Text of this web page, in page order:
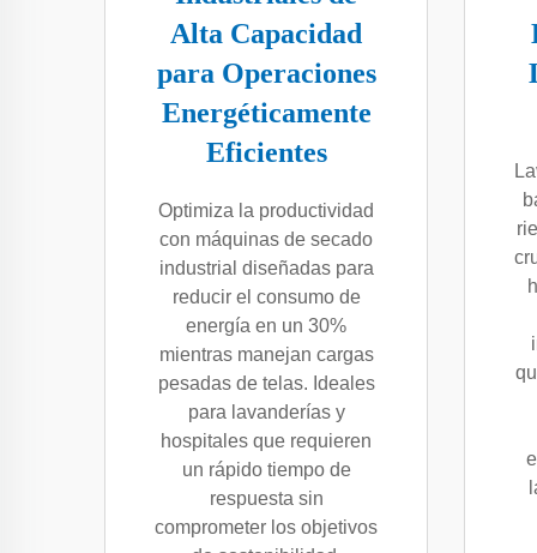
Alta Capacidad
para Operaciones
Energéticamente
Eficientes
Optimiza la productividad
con máquinas de secado
industrial diseñadas para
reducir el consumo de
energía en un 30%
mientras manejan cargas
pesadas de telas. Ideales
para lavanderías y
hospitales que requieren
un rápido tiempo de
respuesta sin
comprometer los objetivos